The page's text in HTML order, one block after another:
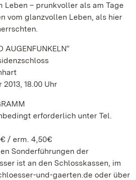
Leben – prunkvoller als am Tage
vom glanzvollen Leben, als hier
AUGENFUNKELN“
18.00 Uhr
erforderlich unter Tel.
/ erm. 4,50€
Sonderführungen der
ist an den Schlosskassen, im
und-gaerten.de oder über